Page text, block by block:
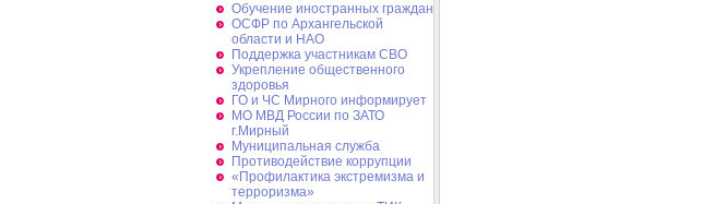
Обучение иностранных граждан
ОСФР по Архангельской
области и НАО
Поддержка участникам СВО
Укрепление общественного
здоровья
ГО и ЧС Мирного информирует
МО МВД России по ЗАТО
г.Мирный
Муниципальная cлужба
Противодействие коррупции
«Профилактика экстремизма и
терроризма»